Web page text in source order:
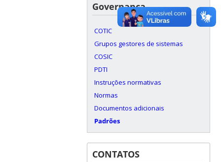
Governança
COTIC
Grupos gestores de sistemas
COSIC
PDTI
Instruções normativas
Normas
Documentos adicionais
Padrões
CONTATOS